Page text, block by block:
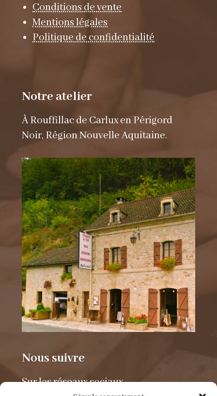
Conditions de vente
Mentions légales
Politique de confidentialité
Notre atelier
À Rouffillac de Carlux en Périgord
Noir, Région Nouvelle Aquitaine.
Nous suivre
Sur les réseaux sociaux.